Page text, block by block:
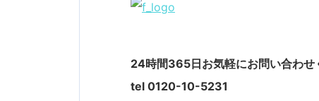
24時間365日お気軽にお問い合わせ
tel 0120-10-5231